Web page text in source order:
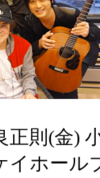
則(金)
イホール